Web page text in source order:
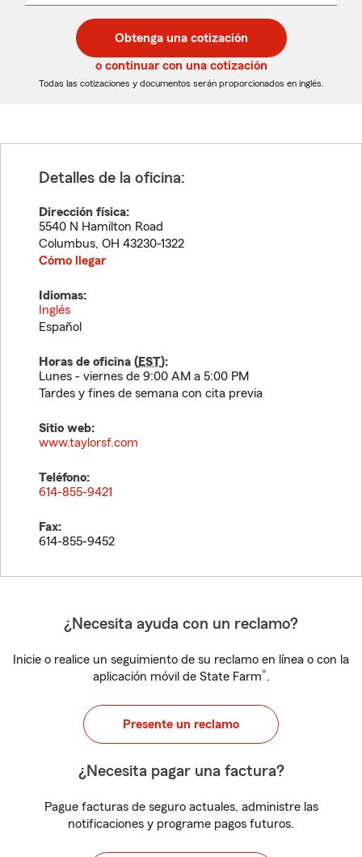
desplegable
de
5
dígitos
de
5
dígitos
Obtenga una cotización
o continuar con una cotización
Todas las cotizaciones y documentos serán proporcionados en inglés.
Detalles de la oficina:
Dirección física:
5540 N Hamilton Road
Columbus, OH 43230-1322
Cómo llegar
Idiomas:
Inglés
Español
Horas de oficina (EST):
Lunes - viernes de 9:00 AM a 5:00 PM
Tardes y fines de semana con cita previa
Sitio web:
www.taylorsf.com
Teléfono:
614-855-9421
Fax:
614-855-9452
¿Necesita ayuda con un reclamo?
Inicie o realice un seguimiento de su reclamo en línea o con la
aplicación móvil de State Farm®.
Presente un reclamo
¿Necesita pagar una factura?
Pague facturas de seguro actuales, administre las
notificaciones y programe pagos futuros.